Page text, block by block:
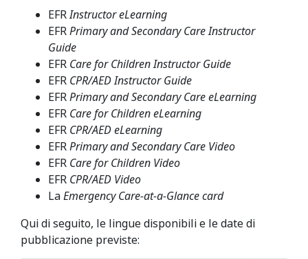
EFRInstructor eLearning
EFRPrimary and Secondary Care Instructor
Guide
EFR Care for Children Instructor Guide
EFR CPR/AED Instructor Guide
EFRPrimary and Secondary Care eLearning
EFR Care for Children eLearning
EFR CPR/AED eLearning
EFRPrimary and Secondary Care Video
EFR Care for Children Video
EFR CPR/AED Video
LaEmergency Care-at-a-Glance card
Qui di seguito, le lingue disponibili e le date di
pubblicazione previste: